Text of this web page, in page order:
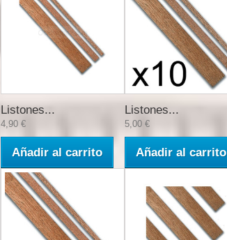
Listones...
4,90 €
Añadir al carrito
Listones...
5,00 €
Añadir al carrito